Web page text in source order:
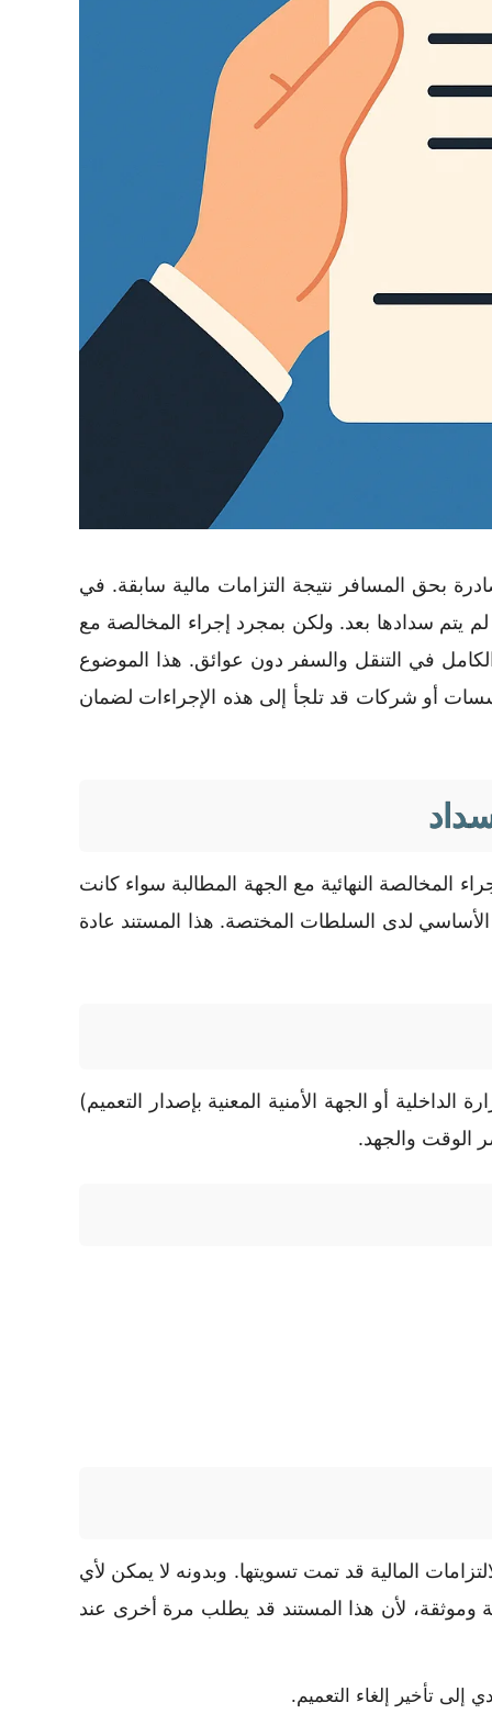
بحق المسافر نتيجة التزامات مالية سابقة. في
يتم سدادها بعد. ولكن بمجرد إجراء المخالصة مع
في التنقل والسفر دون عوائق. هذا الموضوع
أو شركات قد تلجأ إلى هذه الإجراءات لضمان
النهائية مع الجهة المطالبة سواء كانت
الأساسي لدى السلطات المختصة. هذا المستند عادة
أو الجهة الأمنية المعنية بإصدار التعميم)
الوقت والجهد.
المالية قد تمت تسويتها. وبدونه لا يمكن لأي
وموثقة، لأن هذا المستند قد يطلب مرة أخرى عند
تأخير إلغاء التعميم.